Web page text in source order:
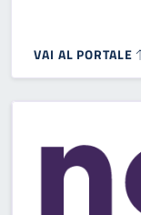
VAI AL PORTALE